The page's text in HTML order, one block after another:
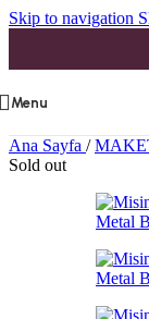
Skip to navigation
Menu
Ana Sayfa /
Sold out